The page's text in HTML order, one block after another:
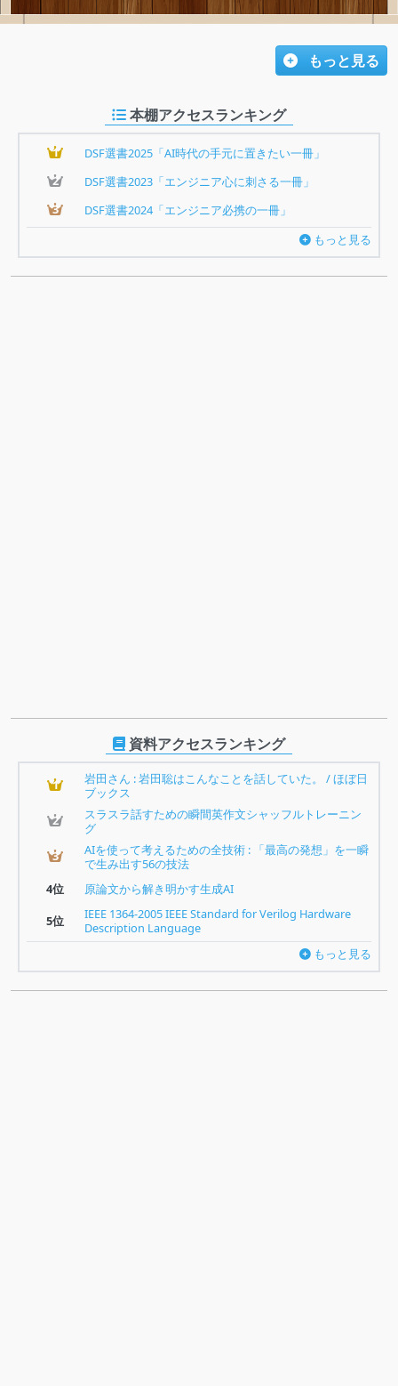
もっと見る
本棚アクセスランキング
1
DSF選書2025「AI時代の手元に置きたい一冊」
2
DSF選書2023「エンジニア心に刺さる一冊」
3
DSF選書2024「エンジニア必携の一冊」
もっと見る
資料アクセスランキング
1
岩田さん : 岩田聡はこんなことを話していた。 / ほぼ日
ブックス
2
スラスラ話すための瞬間英作文シャッフルトレーニン
グ
3
AIを使って考えるための全技術 : 「最高の発想」を一瞬
で生み出す56の技法
4位
原論文から解き明かす生成AI
5位
IEEE 1364-2005 IEEE Standard for Verilog Hardware
Description Language
もっと見る